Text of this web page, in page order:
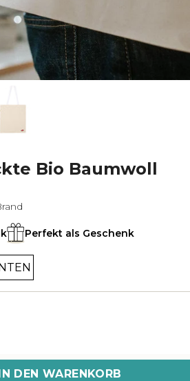
Bio Baumwoll
Perfekt als Geschenk
DEN WARENKORB